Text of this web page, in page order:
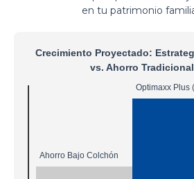
en tu patrimonio
Crecimiento Proyectado:
vs. Ahorro Tradicional
Ahorro Bajo Colchón
Optimaxx Plus